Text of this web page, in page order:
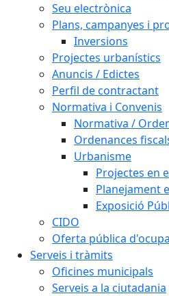
Seu electrònica
Plans, campanyes i
Inversions
Projectes urbanístics
Anuncis / Edictes
Perfil de contractant
Normativa i Convenis
Normativa /
Ordenances
Urbanisme
Projectes en
Planejament
Exposició
CIDO
Oferta pública
Serveis i tràmits
Oficines municipals
Serveis a la ciutadania